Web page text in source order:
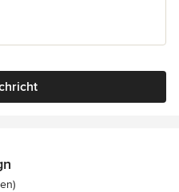
von 5 Sternen